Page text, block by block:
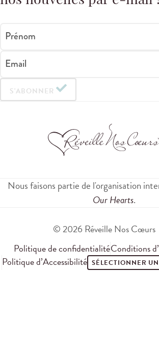
Prénom
Email
S'ABONNER
Nous faisons partie de l'organisation
Our Hearts.
© 2026 Réveille Nos Cœurs
Politique de confidentialitéConditions
Politique d’Accessibilité SÉLECTIONNER